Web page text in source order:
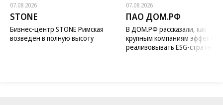
07.08.2026
STONE
Бизнес-центр STONE Римская
возведен в полную высоту
07.08.2026
ПАО ДОМ.РФ
В ДОМ.РФ рассказали, как
крупным компаниям
реализовывать ESG-стратегию